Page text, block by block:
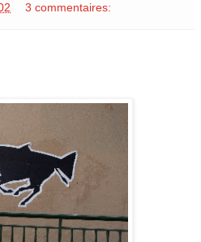
3 commentaires: